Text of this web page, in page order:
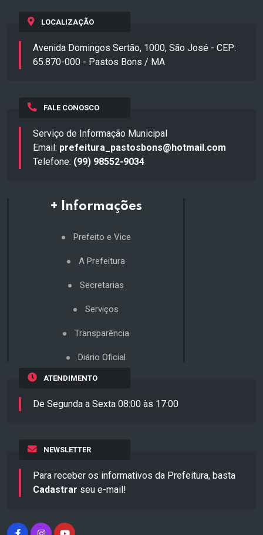
LOCALIZAÇÃO
Avenida Domingos Sertão, 1000, São José - CEP:
65.870-000 - Pastos Bons / MA
FALE CONOSCO
Serviço de Informação Municipal
Email: prefeitura_pastosbons@hotmail.com
Telefone: (99) 98552-9034
+ Informações
Prefeito e Vice
A Prefeitura
Secretarias
Serviços
Transparência
Diário Oficial
ATENDIMENTO
De Segunda a Sexta 08:00 às 17:00
NEWSLETTER
Para receber os informativos da Prefeitura, basta
Cadastrar seu e-mail!